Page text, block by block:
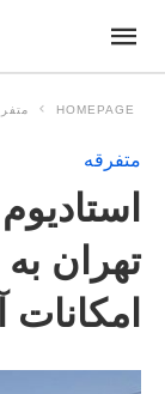
HOMEPAGE
متفرقه
تهران
امکانات